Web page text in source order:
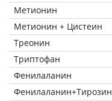
Метионин
Метионин + Цистеин
Треонин
Триптофан
Фенилаланин
Фенилаланин+Тирозин